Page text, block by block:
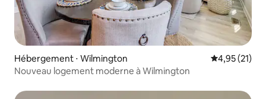
Hébergement ⋅ Wilmington Évaluation
4,95 (21)
Nouveau logement moderne à Wilmington